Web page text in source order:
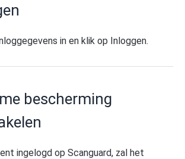
in en klik op Inloggen.
bescherming
ingelogd op Scanguard, zal het